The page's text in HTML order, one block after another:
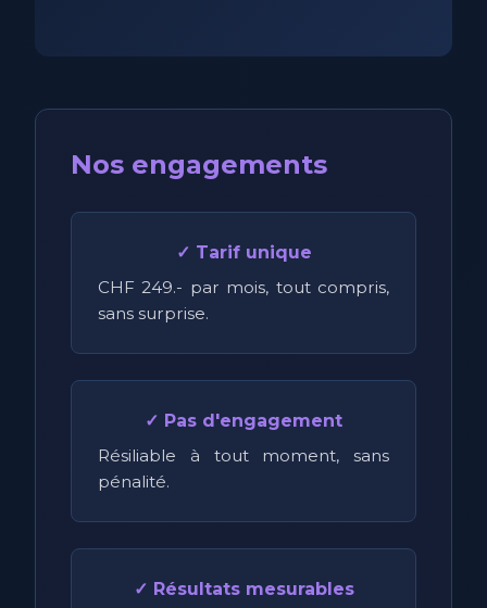
Nos engagements
✓ Tarif unique
CHF 249.- par mois, tout compris,
sans surprise.
✓ Pas d'engagement
Résiliable à tout moment, sans
pénalité.
✓ Résultats mesurables